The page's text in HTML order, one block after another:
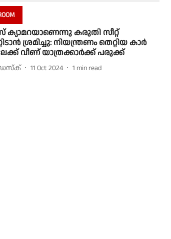
ക്യാമറയാണെന്നു കരുതി സീറ്റ്
ശ്രമിച്ചു: നിയന്ത്രണം തെറ്റിയ കാർ
വീണ് യാത്രക്കാർക്ക് പരുക്ക്
11 Oct 2024 1 min read